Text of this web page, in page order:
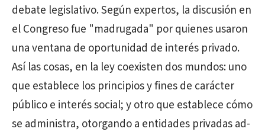
debate legislativo. Según expertos, la discusión en
el Congreso fue "madrugada" por quienes usaron
una ventana de oportunidad de interés privado.
Así las cosas, en la ley coexisten dos mundos: uno
que establece los principios y fines de carácter
público e interés social; y otro que establece cómo
se administra, otorgando a entidades privadas ad-